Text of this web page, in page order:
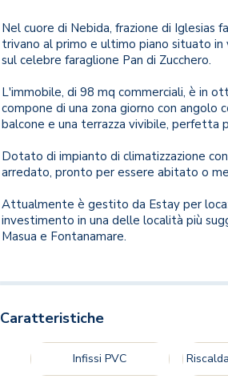
Nel cuore di Nebida, frazione di Iglesias
trivano al primo e ultimo piano situato in
sul celebre faraglione Pan di Zucchero.
L'immobile, di 98 mq commerciali, è in
compone di una zona giorno con angolo
balcone e una terrazza vivibile, perfetta
Dotato di impianto di climatizzazione
arredato, pronto per essere abitato o
Attualmente è gestito da Estay per
investimento in una delle località più
Masua e Fontanamare.
Caratteristiche
Infissi PVC